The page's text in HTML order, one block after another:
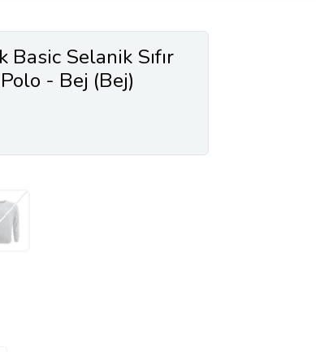
Selanik Sıfır
- Bej (Bej)